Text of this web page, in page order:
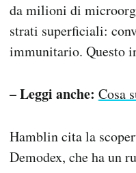
da milioni di
strati superficiali:
immunitario. Questo
– Leggi anche: Cosa
Hamblin cita la
Demodex, che ha un